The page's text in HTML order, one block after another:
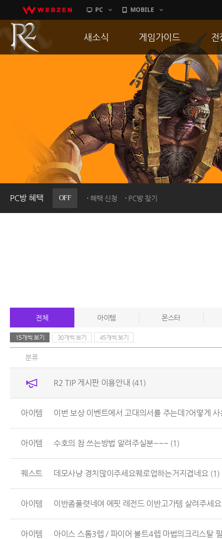
PC MOBILE
PC방 혜택 OFF 혜택 신청 PC방 찾기
새소식
이벤트
히스토리
PC방으로간다
게임가이드
게임 특징
서버가이드
신병훈련소
세부가이드
통합보급센터
전
통
공
전체 아이템 몬스터
15개씩 보기 30개씩 보기 45개씩 보기
분류
R2 TIP 게시판 이용안내 (41)
아이템 이번 보상 이벤트에서 고대의서를 주는데?어떻게
아이템 수호의 참 쓰는방법 알려주실분~~~ (1)
퀘스트 데모사냥 경치많이주세요퀘로업하는거지겹네요 (1)
아이템 이반좀풀렷네여 에핏 레전드 이반고가템 살려주세
아이템 아이스 스톰3렙 / 파이어 볼트4렙 마법의크리스탈